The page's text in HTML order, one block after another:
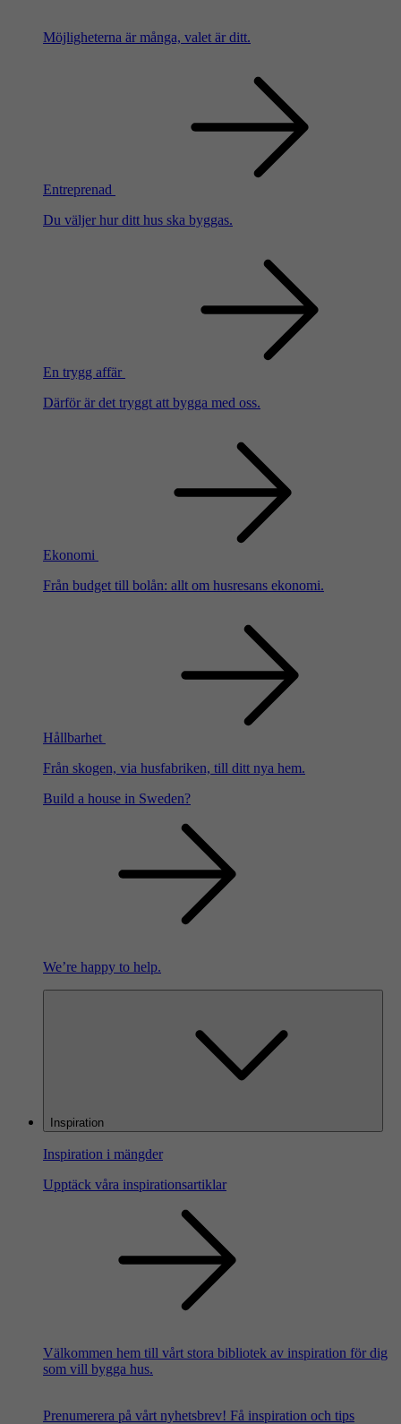
Möjligheterna är många, valet är ditt.
Entreprenad
Du väljer hur ditt hus ska byggas.
En trygg affär
Därför är det tryggt att bygga med oss.
Ekonomi
Från budget till bolån: allt om husresans ekonomi.
Hållbarhet
Från skogen, via husfabriken, till ditt nya hem.
Build a house in Sweden?
We’re happy to help.
Inspiration
Inspiration i mängder
Upptäck våra inspirationsartiklar
Välkommen hem till vårt stora bibliotek av inspiration för dig
som vill bygga hus.
Prenumerera på vårt nyhetsbrev! Få inspiration och tips